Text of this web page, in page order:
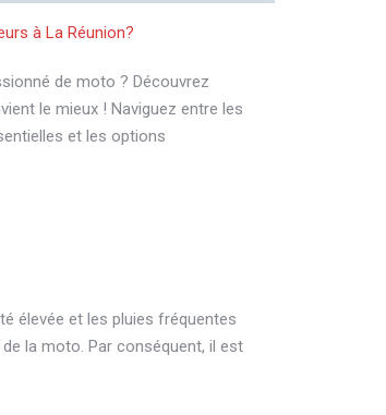
à La Réunion?
de moto ? Découvrez
le mieux ! Naviguez entre les
et les options
élevée et les pluies fréquentes
la moto. Par conséquent, il est